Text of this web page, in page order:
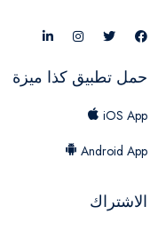
حمل تطبيق كذا ميزة
iOS App
Android App
الاشتراك